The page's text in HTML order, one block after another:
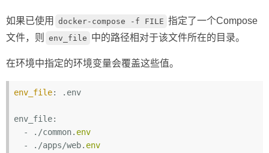
如果已使用 docker-compose -f FILE 指定了一个Compose
文件，则
env_file 中的路径相对于该文件所在的目录。
在环境中指定的环境变量会覆盖这些值。
env_file: .env
env_file:
  - ./common.
env
  - ./apps/web.
env